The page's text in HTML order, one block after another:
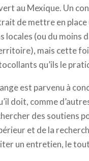
au Mexique. Un
de mettre en
(ou du moins
mais cette
qu’ils le
est parvenu à
doit, comme
des soutiens
et de la
un entretien, le